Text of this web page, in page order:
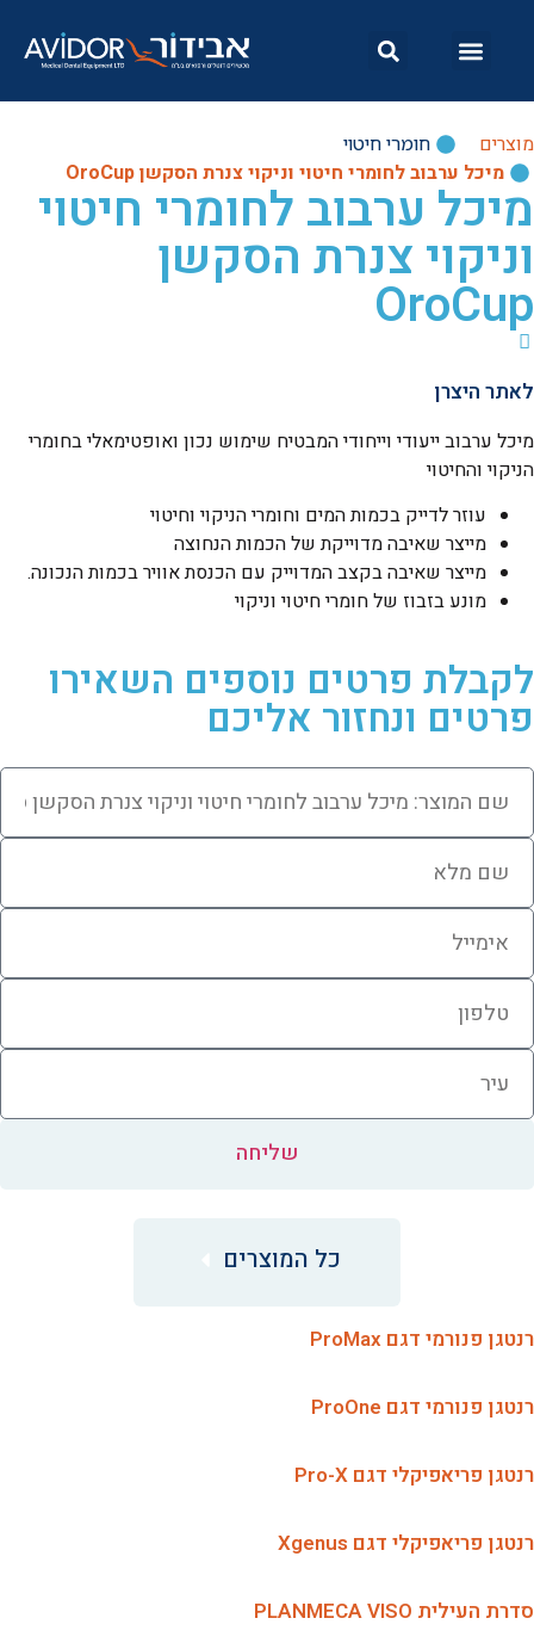
מוצרים חומרי חיטוי
מיכל ערבוב לחומרי חיטוי וניקוי צנרת הסקשן OroCup
מיכל ערבוב לחומרי חיטוי
וניקוי צנרת הסקשן
OroCup
לאתר היצרן
מיכל ערבוב ייעודי וייחודי המבטיח שימוש נכון ואופטימאלי בחומרי
הניקוי והחיטוי
עוזר לדייק בכמות המים וחומרי הניקוי וחיטוי
מייצר שאיבה מדוייקת של הכמות הנחוצה
מייצר שאיבה בקצב המדוייק עם הכנסת אוויר בכמות הנכונה.
מונע בזבוז של חומרי חיטוי וניקוי
לקבלת פרטים נוספים השאירו
פרטים ונחזור אליכם
שליחה
כל המוצרים
רנטגן פנורמי דגם ProMax
רנטגן פנורמי דגם ProOne
רנטגן פריאפיקלי דגם Pro-X
רנטגן פריאפיקלי דגם Xgenus
סדרת העילית PLANMECA VISO